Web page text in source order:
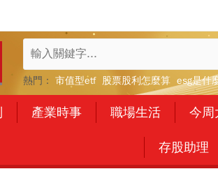
熱門： 市值型etf 股票股利怎麼算 esg是什
產業時事 職場生活 今周
存股助理